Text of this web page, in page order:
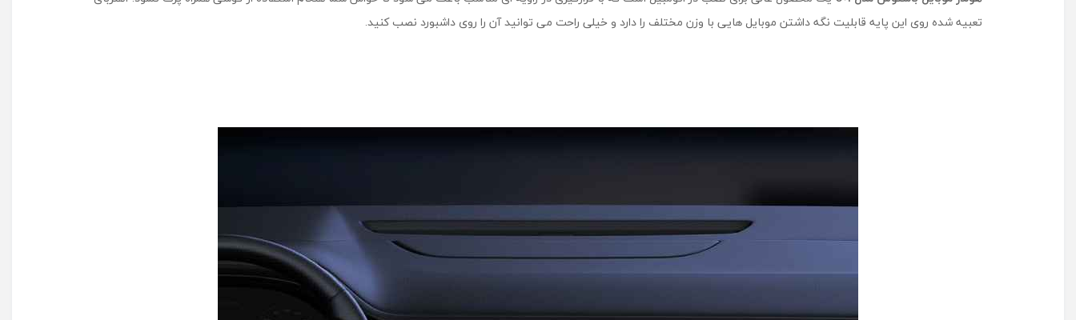
تعبیه شده روی این پایه قابلیت نگه داشتن موبایل هایی با وزن مختلف را دارد و خیلی راحت می توانید آن را روی داشبورد نصب کنید.